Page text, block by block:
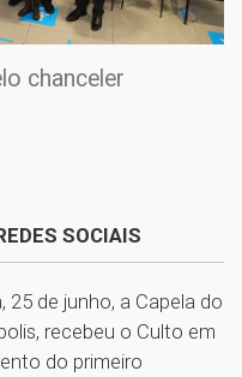
chanceler
SOCIAIS
de junho, a Capela do
recebeu o Culto em
do primeiro